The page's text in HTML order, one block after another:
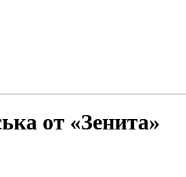
от «Зенита»